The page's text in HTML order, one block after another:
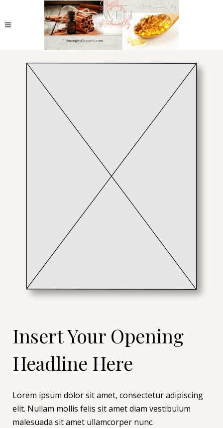
Insert Your Opening
Headline Here
Lorem ipsum dolor sit amet, consectetur adipiscing
elit. Nullam mollis felis sit amet diam vestibulum
malesuada sit amet ullamcorper nunc.